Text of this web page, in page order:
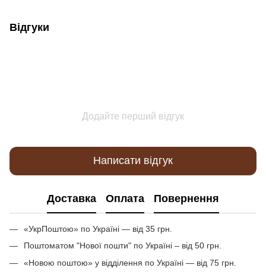
Відгуки
Додайте перший відгук
Написати відгук
Доставка Оплата Повернення
«УкрПоштою» по Україні — від 35 грн.
Поштоматом "Нової пошти" по Україні – від 50 грн.
«Новою поштою» у відділення по Україні — від 75 грн.